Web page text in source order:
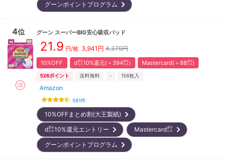
グーンポイントプログラム
4位 グーン スーパーBIG安心吸収パッド
21.9 円/枚 3,941 円 4,379円
10%OFF d㌽10%還元(＋394㌽) Mastercard(＋88㌽)
526ポイント 送料無料 - 156枚入
Amazon
581件
10%OFFまとめ割(大王製紙)
d㌽10%還元エントリー
Mastercard㌽
グーンポイントプログラム